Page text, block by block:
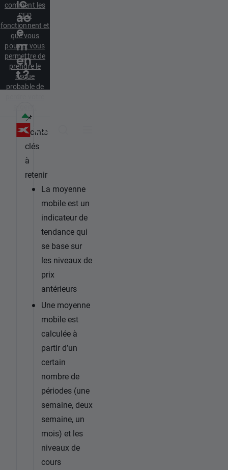
comment les
CFD
fonctionnent et
que vous
pouvez vous
permettre de
prendre le
risque
probable de
ic
ac
e
m
en
t ?
📌
Points
clés
à
retenir
La moyenne
mobile est un
indicateur de
tendance qui
se base sur
les niveaux de
prix
antérieurs
Une moyenne
mobile est
calculée à
partir d’un
certain
nombre de
périodes (une
semaine, deux
semaine, un
mois) et les
niveaux de
cours